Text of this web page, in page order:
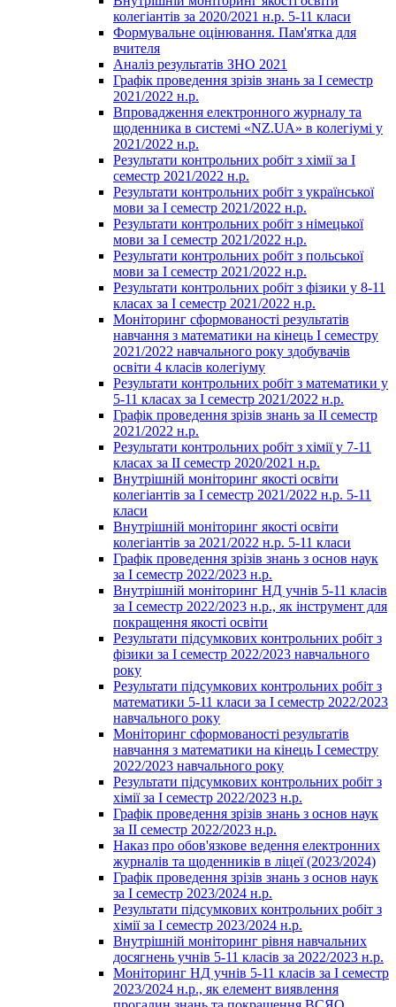
колегіантів за 2020/2021 н.р. 5-11 класи
Формувальне оцінювання. Пам'ятка для
вчителя
Аналіз результатів ЗНО 2021
Графік проведення зрізів знань за І семестр
2021/2022 н.р.
Впровадження електронного журналу та
щоденника в системі «NZ.UA» в колегіумі у
2021/2022 н.р.
Результати контрольних робіт з хімії за І
семестр 2021/2022 н.р.
Результати контрольних робіт з української
мови за І семестр 2021/2022 н.р.
Результати контрольних робіт з німецької
мови за І семестр 2021/2022 н.р.
Результати контрольних робіт з польської
мови за І семестр 2021/2022 н.р.
Результати контрольних робіт з фізики у 8-11
класах за І семестр 2021/2022 н.р.
Моніторинг сформованості результатів
навчання з математики на кінець І семестру
2021/2022 навчального року здобувачів
освіти 4 класів колегіуму
Результати контрольних робіт з математики у
5-11 класах за І семестр 2021/2022 н.р.
Графік проведення зрізів знань за ІІ семестр
2021/2022 н.р.
Результати контрольних робіт з хімії у 7-11
класах за ІІ семестр 2020/2021 н.р.
Внутрішній моніторинг якості освіти
колегіантів за І семестр 2021/2022 н.р. 5-11
класи
Внутрішній моніторинг якості освіти
колегіантів за 2021/2022 н.р. 5-11 класи
Графік проведення зрізів знань з основ наук
за І семестр 2022/2023 н.р.
Внутрішній моніторинг НД учнів 5-11 класів
за І семестр 2022/2023 н.р., як інструмент для
покращення якості освіти
Результати підсумкових контрольних робіт з
фізики за І семестр 2022/2023 навчального
року
Результати підсумкових контрольних робіт з
математики 5-11 класи за І семестр 2022/2023
навчального року
Моніторинг сформованості результатів
навчання з математики на кінець І семестру
2022/2023 навчального року
Результати підсумкових контрольних робіт з
хімії за І семестр 2022/2023 н.р.
Графік проведення зрізів знань з основ наук
за ІІ семестр 2022/2023 н.р.
Наказ про обов'язкове ведення електронних
журналів та щоденників в ліцеї (2023/2024)
Графік проведення зрізів знань з основ наук
за І семестр 2023/2024 н.р.
Результати підсумкових контрольних робіт з
хімії за І семестр 2023/2024 н.р.
Внутрішній моніторинг рівня навчальних
досягнень учнів 5-11 класів за 2022/2023 н.р.
Моніторинг НД учнів 5-11 класів за І семестр
2023/2024 н.р., як елемент виявлення